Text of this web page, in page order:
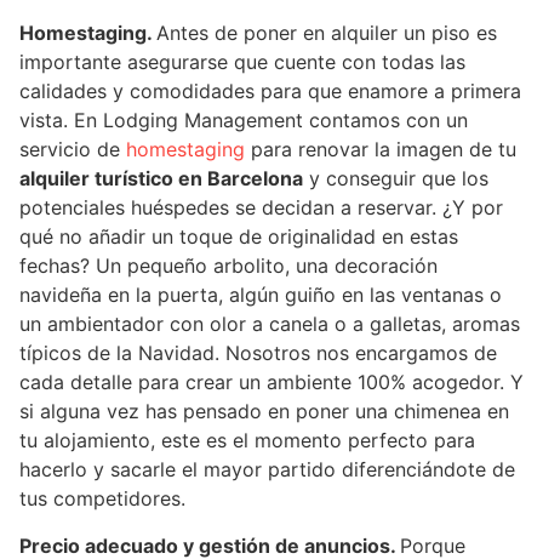
Homestaging. Antes de poner en alquiler un piso es
importante asegurarse que cuente con todas las
calidades y comodidades para que enamore a primera
vista. En Lodging Management contamos con un
servicio de homestaging para renovar la imagen de tu
alquiler turístico en Barcelona y conseguir que los
potenciales huéspedes se decidan a reservar. ¿Y por
qué no añadir un toque de originalidad en estas
fechas? Un pequeño arbolito, una decoración
navideña en la puerta, algún guiño en las ventanas o
un ambientador con olor a canela o a galletas, aromas
típicos de la Navidad. Nosotros nos encargamos de
cada detalle para crear un ambiente 100% acogedor. Y
si alguna vez has pensado en poner una chimenea en
tu alojamiento, este es el momento perfecto para
hacerlo y sacarle el mayor partido diferenciándote de
tus competidores.
Precio adecuado y gestión de anuncios. Porque